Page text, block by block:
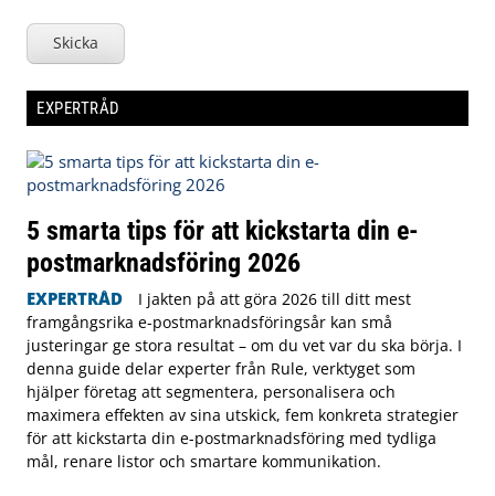
Skicka
EXPERTRÅD
5 smarta tips för att kickstarta din e-
postmarknadsföring 2026
EXPERTRÅD
I jakten på att göra 2026 till ditt mest
framgångsrika e-postmarknadsföringsår kan små
justeringar ge stora resultat – om du vet var du ska börja. I
denna guide delar experter från Rule, verktyget som
hjälper företag att segmentera, personalisera och
maximera effekten av sina utskick, fem konkreta strategier
för att kickstarta din e-postmarknadsföring med tydliga
mål, renare listor och smartare kommunikation.